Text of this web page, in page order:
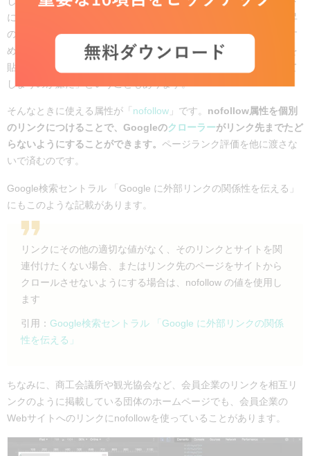
にはない情報があるからリンクは貼るけれど、ページランクの上昇
の手伝いはしたくない」という状況も出てきます。また、「おすす
めできないサイトとして、読者に警告記事を書きたいが、リンクを
貼ることでおすすめできないサイトにページランクの評価を分けて
しまうのが嫌だ」ということもあります。
そんなときに使える属性が「 nofollow 」です。 nofollow属性を個別
のリンクにつけることで、Googleのクローラーがリンク先までたど
らないようにすることができます。 ページランク評価を他に渡さな
いで済むのです。
Google検索セントラル 「Google に外部リンクの関係性を伝える」
にもこのような記載があります。
リンクにその他の適切な値がなく、そのリンクとサイトを関
連付けたくない場合、またはリンク先のページをサイトから
クロールさせないようにする場合は、nofollow の値を使用し
ます
引用： Google検索セントラル 「Google に外部リンクの関係
性を伝える」
ちなみに、商工会議所や観光協会など、会員企業のリンクを相互リ
ンクのように掲載している団体のホームページでも、会員企業の
Webサイトへのリンクにnofollowを使っていることがあります。